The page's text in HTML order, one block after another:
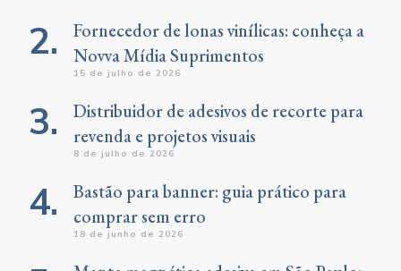
Fornecedor de lonas vinílicas: conheça a
Novva Mídia Suprimentos
15 de julho de 2026
Distribuidor de adesivos de recorte para
revenda e projetos visuais
8 de julho de 2026
Bastão para banner: guia prático para
comprar sem erro
18 de junho de 2026